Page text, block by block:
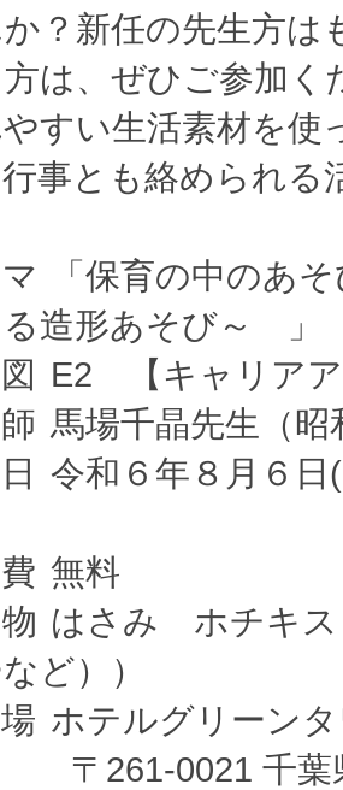
か？新任の先生方
は、ぜひご参加く
やすい生活素材を
事とも絡められる
「保育の中のあ
造形あそび～ 」
E2 【キャリアア
馬場千晶先生（
令和６年８月６
無料
はさみ ホチキ
ど））
ホテルグリーン
0021 千葉県千